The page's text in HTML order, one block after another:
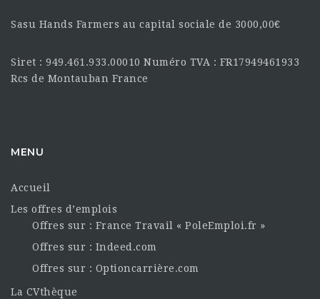
Sasu Hands Farmers au capital sociale de 3000,00€
Siret : 949.461.933.00010 Numéro TVA : FR17949461933
Rcs de Montauban France
MENU
Accueil
Les offres d’emplois
Offres sur : France Travail « PoleEmploi.fr »
Offres sur : Indeed.com
Offres sur : Optioncarrière.com
La CVthèque